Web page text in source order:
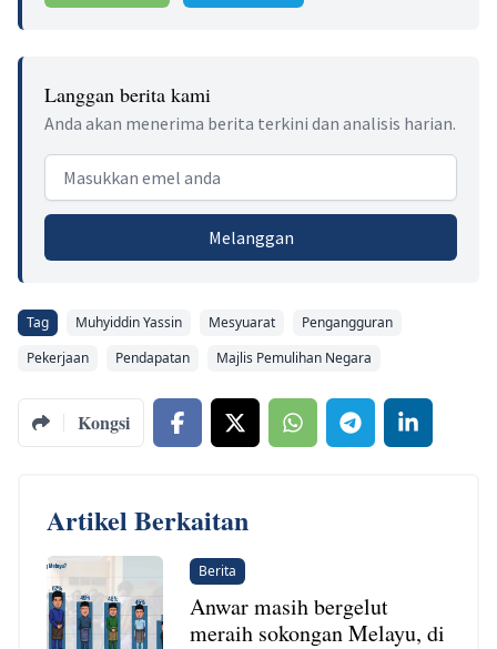
Langgan berita kami
Anda akan menerima berita terkini dan analisis harian.
Email address
Melanggan
Tag Muhyiddin Yassin Mesyuarat
Pengangguran
Pekerjaan
Pendapatan Majlis Pemulihan Negara
Kongsi
Artikel Berkaitan
Berita
Anwar masih bergelut
meraih sokongan Melayu, di